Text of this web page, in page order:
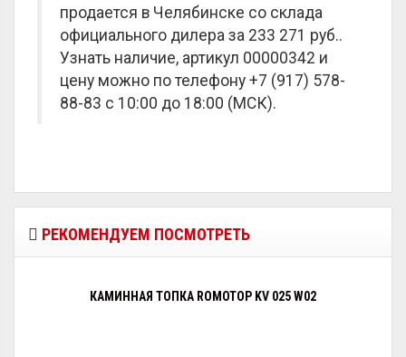
продается в Челябинске со склада
официального дилера за 233 271 руб..
Узнать наличие, артикул 00000342 и
цену можно по телефону +7 (917) 578-
88-83 с 10:00 до 18:00 (МСК).
РЕКОМЕНДУЕМ ПОСМОТРЕТЬ
КАМИННАЯ ТОПКА ROMOTOP KV 025 W02